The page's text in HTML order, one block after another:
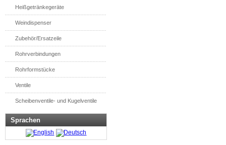
Heißgetränkegeräte
Weindispenser
Zubehör/Ersatzeile
Rohrverbindungen
Rohrformstücke
Ventile
Scheibenventile- und Kugelventile
Sprachen